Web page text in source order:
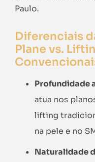
Paulo.
Diferenciais
Plane vs.
Profundidade
atua nos
lifting
na pele e no
Naturalidade